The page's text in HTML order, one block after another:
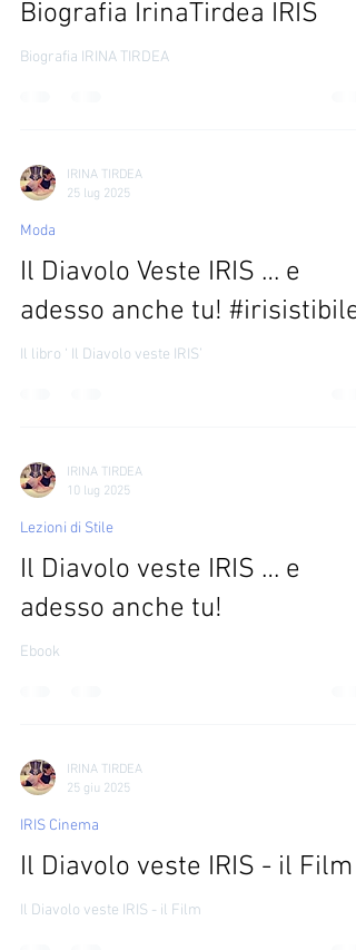
Lezioni di Stile
Biografia IrinaTirdea IRIS
IRINA TIRDEA
IRINA TIRDEA